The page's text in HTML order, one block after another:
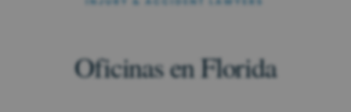
Oficinas en Florida